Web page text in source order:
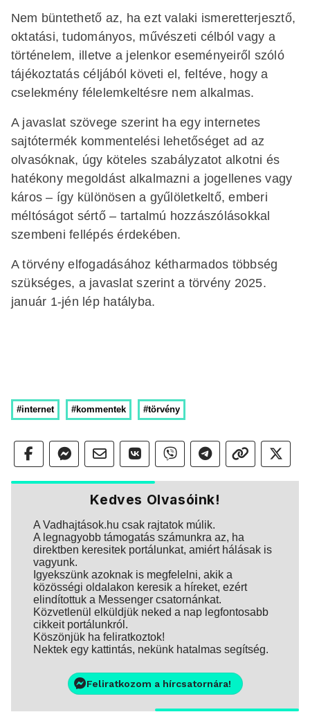
Nem büntethető az, ha ezt valaki ismeretterjesztő,
oktatási, tudományos, művészeti célból vagy a
történelem, illetve a jelenkor eseményeiről szóló
tájékoztatás céljából követi el, feltéve, hogy a
cselekmény félelemkeltésre nem alkalmas.
A javaslat szövege szerint ha egy internetes
sajtótermék kommentelési lehetőséget ad az
olvasóknak, úgy köteles szabályzatot alkotni és
hatékony megoldást alkalmazni a jogellenes vagy
káros – így különösen a gyűlöletkeltő, emberi
méltóságot sértő – tartalmú hozzászólásokkal
szembeni fellépés érdekében.
A törvény elfogadásához kétharmados többség
szükséges, a javaslat szerint a törvény 2025.
január 1-jén lép hatályba.
#internet #kommentek #törvény
Kedves Olvasóink!
A Vadhajtások.hu csak rajtatok múlik.
A legnagyobb támogatás számunkra az, ha
direktben keresitek portálunkat, amiért hálásak is
vagyunk.
Igyekszünk azoknak is megfelelni, akik a
közösségi oldalakon keresik a híreket, ezért
elindítottuk a Messenger csatornánkat.
Közvetlenül elküldjük neked a nap legfontosabb
cikkeit portálunkról.
Köszönjük ha feliratkoztok!
Nektek egy kattintás, nekünk hatalmas segítség.
Feliratkozom a hírcsatornára!